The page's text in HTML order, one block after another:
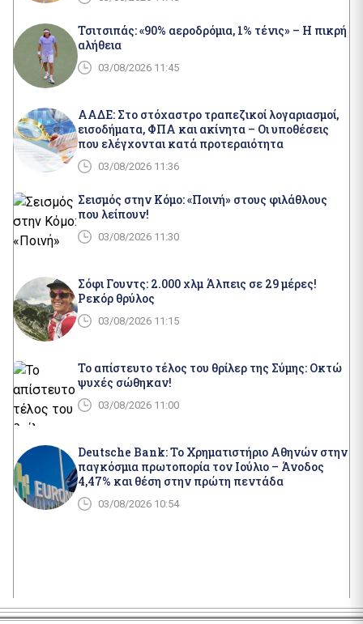
Τσιτσιπάς: «90% αεροδρόμια, 1% τένις» – Η πικρή
αλήθεια
03/08/2026 11:45
ΑΑΔΕ: Στο στόχαστρο τραπεζικοί λογαριασμοί,
εισοδήματα, ΦΠΑ και ακίνητα – Οι υποθέσεις
που ελέγχονται κατά προτεραιότητα
03/08/2026 11:36
Σεισμός στην Κόμο: «Ποινή» στους φιλάθλους
που λείπουν!
03/08/2026 11:30
Σόφι Γουντς: 2.000 χλμ Άλπεις σε 29 μέρες!
Ρεκόρ θρύλος
03/08/2026 11:15
Το απίστευτο τέλος του θρίλερ της Σύμης: Οκτώ
ψυχές σώθηκαν!
03/08/2026 11:00
Deutsche Bank: Το Χρηματιστήριο Αθηνών στην
παγκόσμια πρωτοπορία τον Ιούλιο – Άνοδος
4,47% και θέση στην πρώτη πεντάδα
03/08/2026 10:54